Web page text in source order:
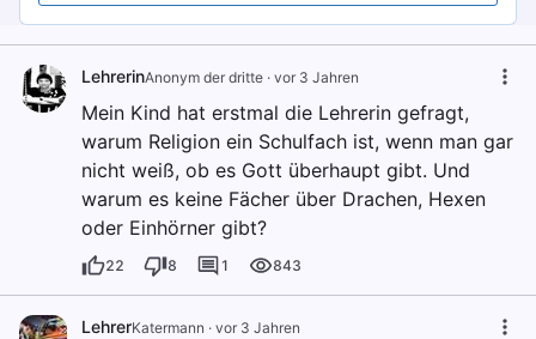
LehrerinAnonym der dritte · vor 3 Jahren
Mein Kind hat erstmal die Lehrerin gefragt,
warum Religion ein Schulfach ist, wenn man gar
nicht weiß, ob es Gott überhaupt gibt. Und
warum es keine Fächer über Drachen, Hexen
oder Einhörner gibt?
22 8 1 843
LehrerKatermann · vor 3 Jahren